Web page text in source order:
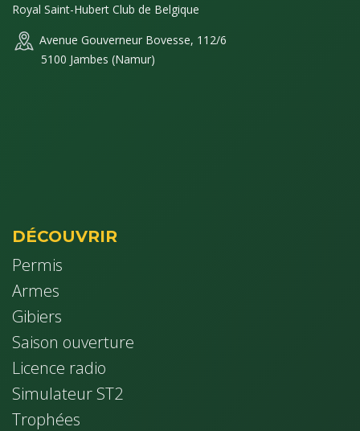
Royal Saint-Hubert Club de Belgique
Avenue Gouverneur Bovesse, 112/6
5100 Jambes (Namur)
DÉCOUVRIR
Permis
Armes
Gibiers
Saison ouverture
Licence radio
Simulateur ST2
Trophées